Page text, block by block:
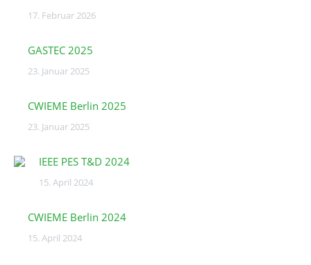
17. Februar 2026
GASTEC 2025
23. Januar 2025
CWIEME Berlin 2025
23. Januar 2025
IEEE PES T&D 2024
15. April 2024
CWIEME Berlin 2024
15. April 2024